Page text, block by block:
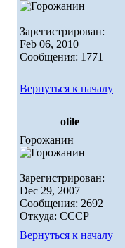
Зарегистрирован:
Feb 06, 2010
Сообщения: 1771
Вернуться к началу
olile
Горожанин
Зарегистрирован:
Dec 29, 2007
Сообщения: 2692
Откуда: СССР
Вернуться к началу